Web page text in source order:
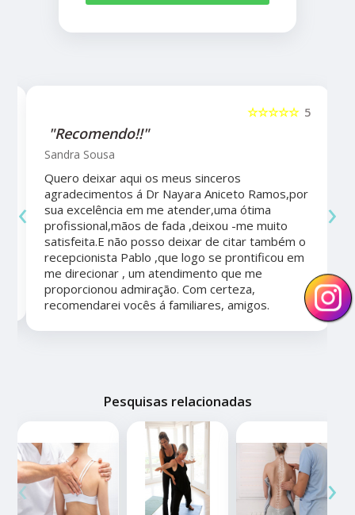
5
☆☆☆☆☆
"Recomendo!!"
Sandra Sousa
Quero deixar aqui os meus sinceros
agradecimentos á Dr Nayara Aniceto Ramos,por
sua excelência em me atender,uma ótima
profissional,mãos de fada ,deixou -me muito
satisfeita.E não posso deixar de citar também o
recepcionista Pablo ,que logo se prontificou em
me direcionar , um atendimento que me
proporcionou admiração. Com certeza,
recomendarei vocês á familiares, amigos.
‹ ›
Pesquisas relacionadas
‹ ›